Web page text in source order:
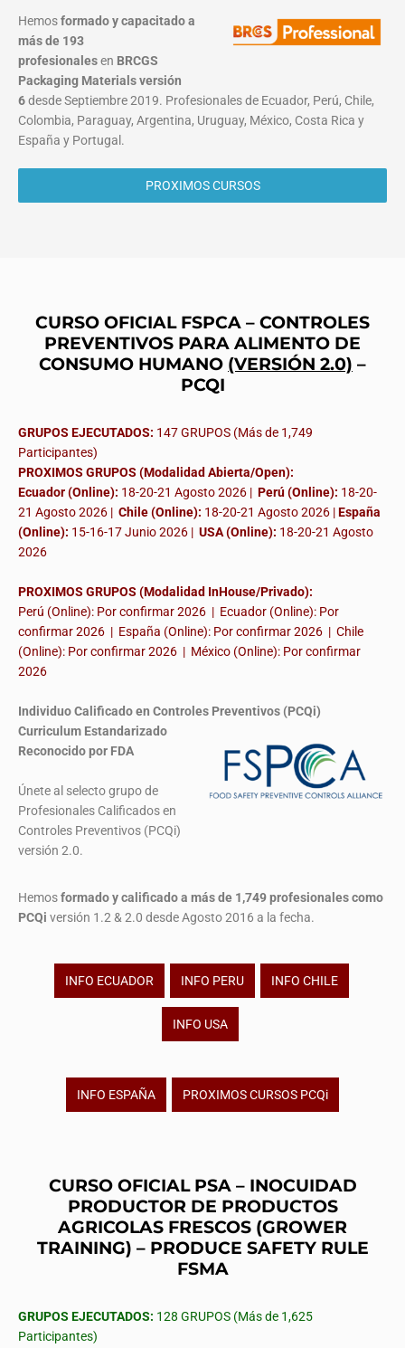
Hemosformado y capacitado a
más de 193
profesionalesen BRCGS
Packaging Materialsversión
6desde Septiembre 2019. Profesionales de Ecuador, Perú, Chile,
Colombia, Paraguay, Argentina, Uruguay, México, Costa Rica y
España y Portugal.
PROXIMOS CURSOS
CURSO OFICIAL FSPCA – CONTROLES
PREVENTIVOS PARA ALIMENTO DE
CONSUMO HUMANO (VERSIÓN 2.0) –
PCQI
GRUPOS EJECUTADOS: 147 GRUPOS (Más de 1,749
Participantes)
PROXIMOS GRUPOS (Modalidad Abierta/Open):
Ecuador (Online): 18-20-21 Agosto 2026 | Perú (Online): 18-20-
21 Agosto 2026 | Chile (Online): 18-20-21 Agosto 2026 |España
(Online): 15-16-17 Junio 2026 | USA (Online): 18-20-21 Agosto
2026
PROXIMOS GRUPOS (Modalidad InHouse/Privado):
Perú (Online): Por confirmar 2026 | Ecuador (Online): Por
confirmar 2026 | España (Online): Por confirmar 2026 | Chile
(Online): Por confirmar 2026 | México (Online): Por confirmar
2026
Individuo Calificado en Controles Preventivos (PCQi)
Curriculum Estandarizado
Reconocido por FDA
Únete al selecto grupo de
Profesionales Calificados en
Controles Preventivos (PCQi)
versión 2.0.
Hemosformado y calificado a más de 1,749 profesionalescomo
PCQi versión 1.2 & 2.0 desde Agosto 2016 a la fecha.
INFO ECUADOR INFO PERU INFO CHILE
INFO USA
INFO ESPAÑA PROXIMOS CURSOS PCQi
CURSO OFICIAL PSA – INOCUIDAD
PRODUCTOR DE PRODUCTOS
AGRICOLAS FRESCOS (GROWER
TRAINING) – PRODUCE SAFETY RULE
FSMA
GRUPOS EJECUTADOS: 128 GRUPOS (Más de 1,625
Participantes)